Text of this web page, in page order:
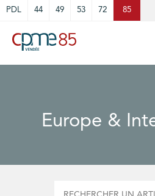
PDL 44 49 53 72 85
Europe &
Cookies management panel